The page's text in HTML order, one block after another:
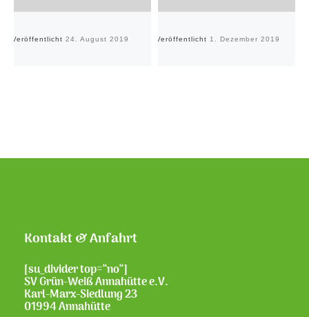
Veröffentlicht 24. August 2019 Veröffentlicht 1. Dezember 2019
Kontakt & Anfahrt
[su_divider top=“no“]
SV Grün-Weiß Annahütte e.V.
Karl-Marx-Siedlung 23
01994 Annahütte